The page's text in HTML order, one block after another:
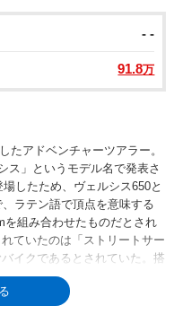
- -
91.8万
たアドベンチャーツアラー。
ス」というモデル名で発表さ
したため、ヴェルシス650と
ラテン語で頂点を意味する
組み合わせたものだとされ
ていたのは「ストリートサー
イクであるとされていた。搭
ンで、これは2006年に登場
ジャ650R（フルカウルスポ